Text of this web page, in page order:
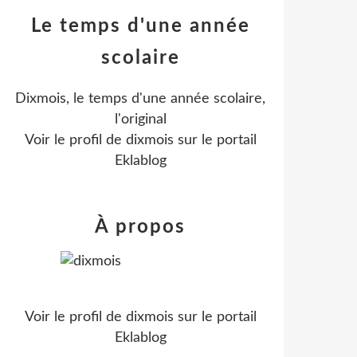
Le temps d'une année
scolaire
Dixmois, le temps d'une année scolaire,
l'original
Voir le profil de dixmois sur le portail
Eklablog
À propos
Voir le profil de dixmois sur le portail
Eklablog